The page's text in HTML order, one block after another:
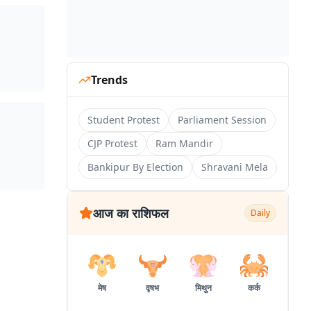
Trends
Student Protest
Parliament Session
CJP Protest
Ram Mandir
Bankipur By Election
Shravani Mela
आज का राशिफल Daily
मेष वृषभ मिथुन कर्क